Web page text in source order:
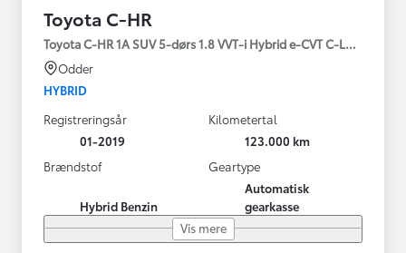
Toyota C-HR
Toyota C-HR 1A SUV 5-dørs 1.8 VVT-i Hybrid e-CVT C-LUB -
Odder
HYBRID
Registreringsår
01-2019
Kilometertal
123.000 km
Brændstof
Hybrid Benzin
Geartype
Automatisk
gearkasse
Vis mere